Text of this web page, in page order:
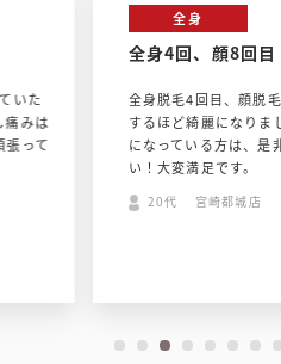
いた
痛みは
張って
全身
全身4回、顔8回目
全身脱毛4回目、顔脱
するほど綺麗になりま
になっている方は、是
い！大変満足です。
20代 宮崎都城店